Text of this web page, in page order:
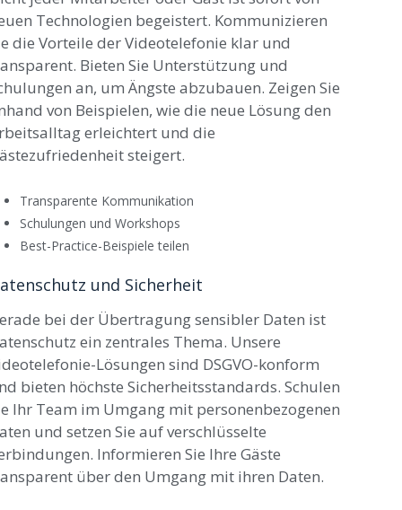
Technologien begeistert. Kommunizieren
die Vorteile der Videotelefonie klar und
Bieten Sie Unterstützung und
an, um Ängste abzubauen. Zeigen Sie
von Beispielen, wie die neue Lösung den
erleichtert und die
steigert.
Transparente Kommunikation
Schulungen und Workshops
Best-Practice-Beispiele teilen
und Sicherheit
bei der Übertragung sensibler Daten ist
ein zentrales Thema. Unsere
Lösungen sind DSGVO-konform
bieten höchste Sicherheitsstandards. Schulen
Ihr Team im Umgang mit personenbezogenen
und setzen Sie auf verschlüsselte
Informieren Sie Ihre Gäste
über den Umgang mit ihren Daten.